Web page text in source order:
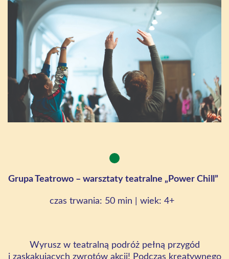
Grupa Teatrowo – warsztaty teatralne „ Power Chill”
czas trwania: 50 min | wiek: 4+
Wyrusz w teatralną podróż pełną przygód
i zaskakujących zwrotów akcji! Podczas kreatywnego